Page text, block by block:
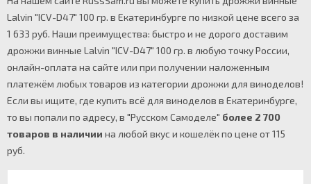
Lalvin "ICV-D47" 100 гр. в Екатеринбурге по низкой цене всего за
1 633 руб. Наши преимущества: быстро и не дорого доставим
дрожжи винные Lalvin "ICV-D47" 100 гр. в любую точку России,
онлайн-оплата на сайте или при получении наложенным
платежём любых товаров из категории дрожжи для виноделов!
Если вы ищите, где купить всё для виноделов в Екатеринбурге,
то вы попали по адресу, в "Русском Самоделе" более 2 700
товаров в наличии на любой вкус и кошелёк по цене от 115
руб.